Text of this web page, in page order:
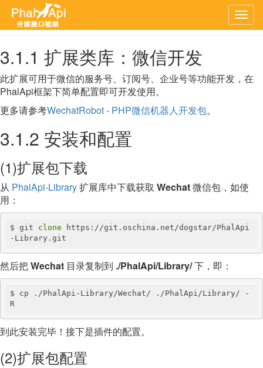
上一章文档首页
3.1.1 扩展类库：微信开发
此扩展可用于微信的服务号、订阅号、企业号等功能开发，在
PhalApi框架下简单配置即可开发使用。
更多请参考WechatRobot - PHP微信机器人开发包。
3.1.2 安装和配置
(1)扩展包下载
从 PhalApi-Library扩展库中下载获取 Wechat微信包，如使
用：
$ git clone https://git.oschina.net/dogstar/PhalApi
-Library.git
然后把Wechat 目录复制到 ./PhalApi/Library/下，即：
$ cp ./PhalApi-Library/Wechat/ ./PhalApi/Library/ -
R
到此安装完毕！接下是插件的配置。
(2)扩展包配置